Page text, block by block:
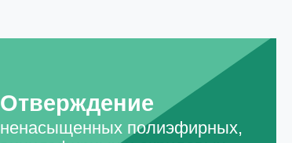
Отверждение
ненасыщенных полиэфирных,